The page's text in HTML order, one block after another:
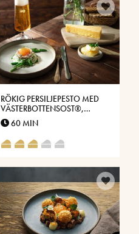
RÖKIG PERSILJEPESTO MED
VÄSTERBOTTENSOST®,
SPARRIS & LÖJROM
60 MIN